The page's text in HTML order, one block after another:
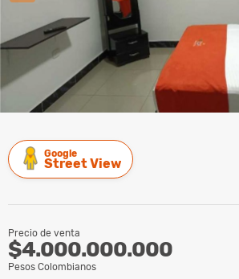
Google
Street View
Precio de venta
$4.000.000.000
Pesos Colombianos